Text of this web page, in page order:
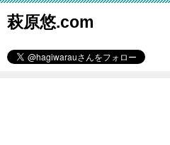
萩原悠.com